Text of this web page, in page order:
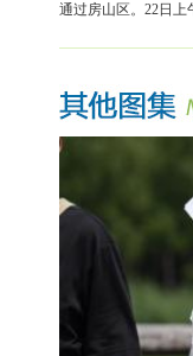
通过房山区。22日